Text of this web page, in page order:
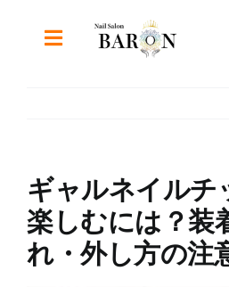
Toggle
MENU
RECRUIT
ギャルネイルチ
楽しむには？装
れ・外し方の注